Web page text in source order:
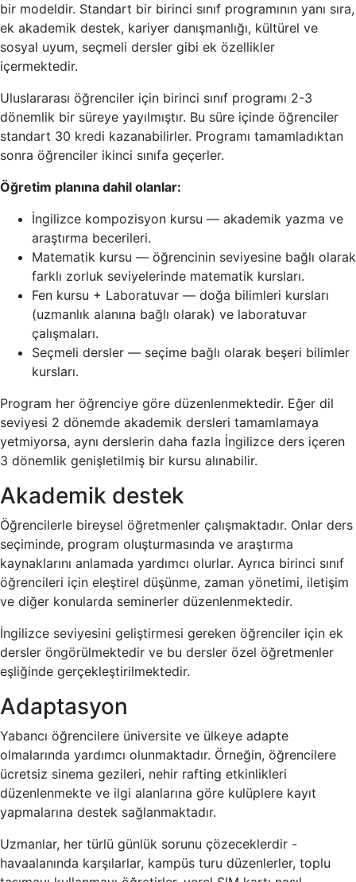
bir modeldir. Standart bir birinci sınıf programının yanı sıra,
ek akademik destek, kariyer danışmanlığı, kültürel ve
sosyal uyum, seçmeli dersler gibi ek özellikler
içermektedir.
Uluslararası öğrenciler için birinci sınıf programı 2-3
dönemlik bir süreye yayılmıştır. Bu süre içinde öğrenciler
standart 30 kredi kazanabilirler. Programı tamamladıktan
sonra öğrenciler ikinci sınıfa geçerler.
Öğretim planına dahil olanlar:
İngilizce kompozisyon kursu — akademik yazma ve
araştırma becerileri.
Matematik kursu — öğrencinin seviyesine bağlı olarak
farklı zorluk seviyelerinde matematik kursları.
Fen kursu + Laboratuvar — doğa bilimleri kursları
(uzmanlık alanına bağlı olarak) ve laboratuvar
çalışmaları.
Seçmeli dersler — seçime bağlı olarak beşeri bilimler
kursları.
Program her öğrenciye göre düzenlenmektedir. Eğer dil
seviyesi 2 dönemde akademik dersleri tamamlamaya
yetmiyorsa, aynı derslerin daha fazla İngilizce ders içeren
3 dönemlik genişletilmiş bir kursu alınabilir.
Akademik destek
Öğrencilerle bireysel öğretmenler çalışmaktadır. Onlar ders
seçiminde, program oluşturmasında ve araştırma
kaynaklarını anlamada yardımcı olurlar. Ayrıca birinci sınıf
öğrencileri için eleştirel düşünme, zaman yönetimi, iletişim
ve diğer konularda seminerler düzenlenmektedir.
İngilizce seviyesini geliştirmesi gereken öğrenciler için ek
dersler öngörülmektedir ve bu dersler özel öğretmenler
eşliğinde gerçekleştirilmektedir.
Adaptasyon
Yabancı öğrencilere üniversite ve ülkeye adapte
olmalarında yardımcı olunmaktadır. Örneğin, öğrencilere
ücretsiz sinema gezileri, nehir rafting etkinlikleri
düzenlenmekte ve ilgi alanlarına göre kulüplere kayıt
yapmalarına destek sağlanmaktadır.
Uzmanlar, her türlü günlük sorunu çözeceklerdir -
havaalanında karşılarlar, kampüs turu düzenlerler, toplu